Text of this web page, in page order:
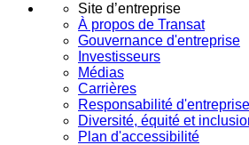
Site d’entreprise
À propos de Transat
Gouvernance d'entreprise
Investisseurs
Médias
Carrières
Responsabilité d'entreprise
Diversité, équité et
Plan d'accessibilité